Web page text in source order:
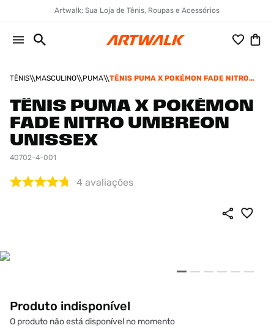
Artwalk: Sua Loja de Tênis, Roupas e Acessórios
TÊNIS MASCULINO PUMA
TÊNIS PUMA X POKÉMON FADE NITRO
TÊNIS PUMA X POKÉMON
FADE NITRO UMBREON
UNISSEX
40702-4-001
4 avaliações
Produto indisponível
O produto não está disponível no momento